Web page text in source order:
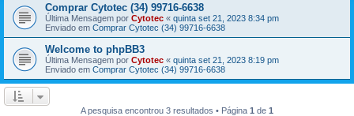
Comprar Cytotec (34) 99716-6638
Última Mensagem por Cytotec « quinta set 21, 2023 8:34 pm
Enviado em Comprar Cytotec (34) 99716-6638
Welcome to phpBB3
Última Mensagem por Cytotec « quinta set 21, 2023 8:19 pm
Enviado em Comprar Cytotec (34) 99716-6638
A pesquisa encontrou 3 resultados • Página 1 de 1